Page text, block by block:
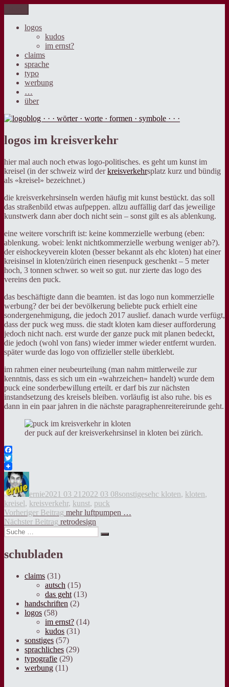
Inhalt
springen
logoblog · · · wörter · worte · formen · symbole · · ·
der blog über sprache, design und werbung.
logos
kudos
im ernst?
claims
sprache
typo
werbung
…
über
logos im kreisverkehr
hier mal auch noch etwas logo-politisches. es geht um kunst im
kreisel (in der schweiz wird derkreisverkehrsplatz kurz und bündig
als «kreisel» bezeichnet.)
die kreisverkehrsinseln werden häufig mit kunst bestückt. das soll
das straßenbild etwas aufpeppen. allzu auffällig darf das jeweilige
kunstwerk dann aber doch nicht sein – sonst gilt es als ablenkung.
eine weitere vorschrift ist: keine kommerzielle werbung (eben:
ablenkung. wobei: lenkt nichtkommerzielle werbung weniger ab?).
der eishockeyverein kloten (besser bekannt als ehc kloten) hat einer
kreisinsel in kloten/zürich einen riesenpuck geschenkt – 5 meter
hoch, 3 tonnen schwer. so weit so gut. nur zierte das logo des
vereins den puck.
das beschäftigte dann die beamten. ist das logo nun kommerzielle
werbung? der bei der bevölkerung beliebte puck erhielt eine
sondergenehmigung, die jedoch 2017 auslief. danach wurde verfügt,
dass der puck weg muss. die stadt kloten kam dieser aufforderung
jedoch nicht nach. erst wurde der ganze puck mit planen bedeckt,
die jedoch (wohl von fans) wieder immer wieder entfernt wurden.
später wurde das logo von offizieller stelle überklebt.
im rahmen einer neubeurteilung (man nahm mittlerweile zur
kenntnis, dass es sich um ein «wahrzeichen» handelt) wurde dem
puck eine sonderbewillung erteilt. er darf bis zur nächsten
instandsetzung des kreisels bleiben. vorläufig ist also ruhe. bis es
dann in ein paar jahren in die nächste paragraphenreitereirunde geht.
der puck auf der kreisverkehrsinsel in kloten bei zürich.
Facebook
Twitter
ernie2021 03 21 2022 03 08sonstigesehc kloten, kloten,
kreisel, kreisverkehr, kunst, puck
Beitragsnavigation
Vorheriger Beitrag Vorheriger
Beitrag:
mehr luftpumpen …
Nächster Beitrag Nächster
Beitrag:
retrodesign
Suche
nach:
Suche
schubladen
claims (31)
autsch (15)
das geht (13)
handschriften (2)
logos (58)
im ernst? (14)
kudos (31)
sonstiges (57)
sprachliches (29)
typografie (29)
werbung (11)